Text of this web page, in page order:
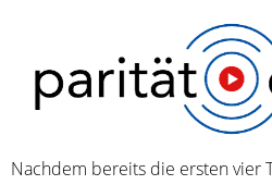
Nach­dem bereits die ers­ten vier